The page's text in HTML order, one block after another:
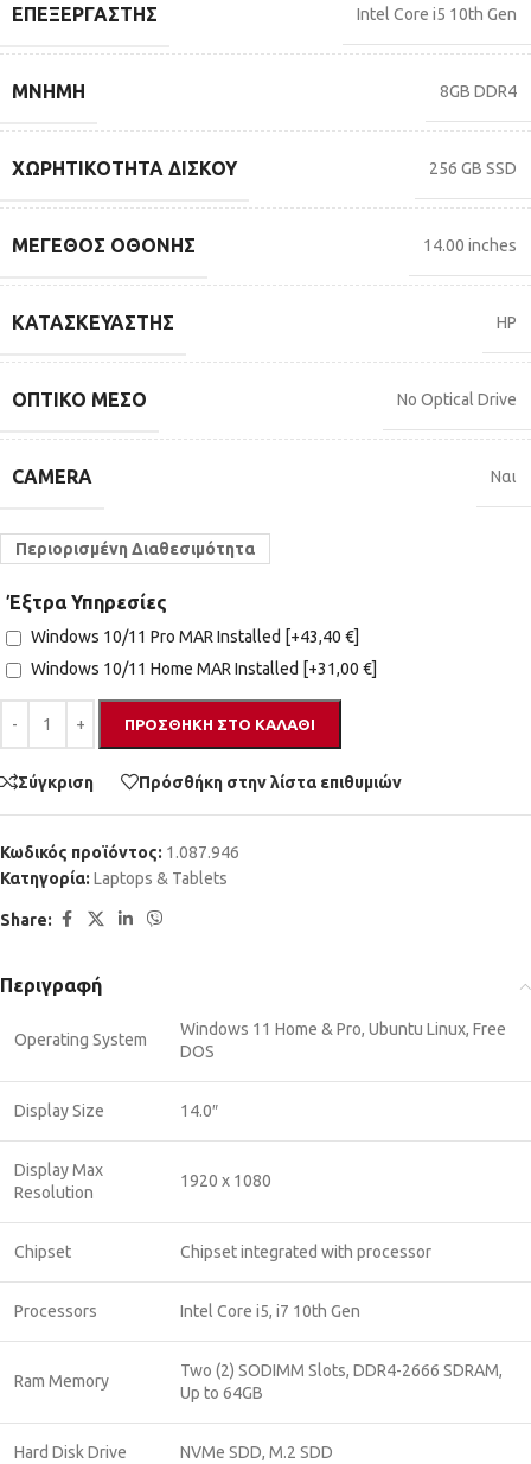
ΕΠΕΞΕΡΓΑΣΤΉΣ Intel Core i5 10th Gen
ΜΝΉΜΗ 8GB DDR4
ΧΩΡΗΤΙΚΌΤΗΤΑ ΔΊΣΚΟΥ 256 GB SSD
ΜΈΓΕΘΟΣ ΟΘΌΝΗΣ 14.00 inches
ΚΑΤΑΣΚΕΥΑΣΤΉΣ HP
ΟΠΤΙΚΌ ΜΈΣΟ No Optical Drive
CAMERA Ναι
Περιορισμένη Διαθεσιμότητα
Έξτρα Υπηρεσίες
Windows 10/11 Pro MAR Installed [+43,40 €]
Windows 10/11 Home MAR Installed [+31,00 €]
ΠΡΟΣΘΉΚΗ ΣΤΟ ΚΑΛΆΘΙ
Σύγκριση Πρόσθήκη στην λίστα επιθυμιών
Κωδικός προϊόντος: 1.087.946
Κατηγορία: Laptops & Tablets
Share:
Περιγραφή
Operating System
Windows 11 Home & Pro, Ubuntu Linux, Free
DOS
Display Size 14.0″
Display Max
Resolution
1920 x 1080
Chipset Chipset integrated with processor
Processors Intel Core i5, i7 10th Gen
Ram Memory
Two (2) SODIMM Slots, DDR4-2666 SDRAM,
Up to 64GB
Hard Disk Drive NVMe SDD, M.2 SDD